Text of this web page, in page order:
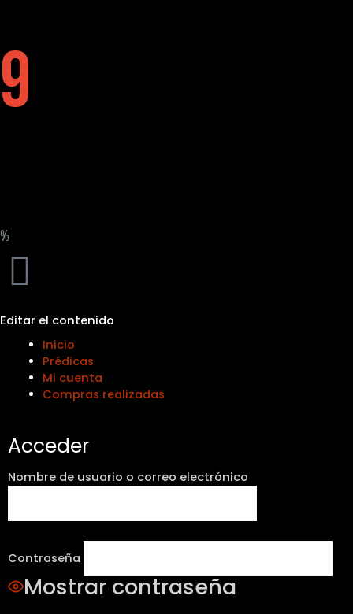
9
%
Editar el contenido
Inicio
Prédicas
Mi cuenta
Compras realizadas
Acceder
Nombre de usuario o correo electrónico
Contraseña
Mostrar contraseña